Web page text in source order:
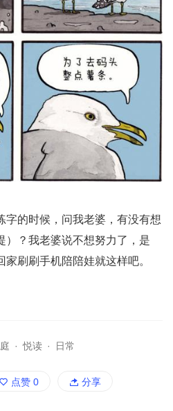
字的时候，问我老婆，有没有想
）？我老婆说不想努力了，是
刷刷手机陪陪娃就这样吧。
· 悦读 · 日常
点赞 0 分享